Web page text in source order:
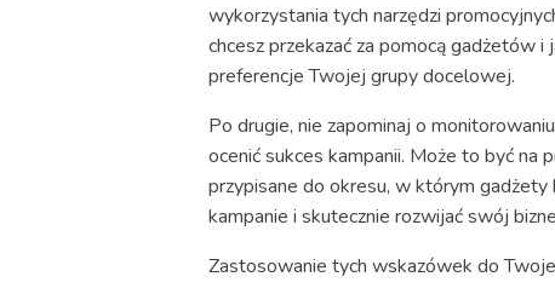
wykorzystania tych narzędzi
chcesz przekazać za pomocą gadżetów
preferencje Twojej grupy docelowej.
Po drugie, nie zapominaj o
ocenić sukces kampanii. Może to być na
przypisane do okresu, w którym
kampanie i skutecznie rozwijać swój
Zastosowanie tych wskazówek do